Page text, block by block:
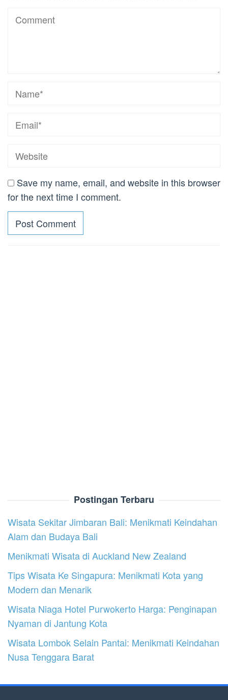
Save my name, email, and website in this browser
for the next time I comment.
Postingan Terbaru
Wisata Sekitar Jimbaran Bali: Menikmati Keindahan
Alam dan Budaya Bali
Menikmati Wisata di Auckland New Zealand
Tips Wisata Ke Singapura: Menikmati Kota yang
Modern dan Menarik
Wisata Niaga Hotel Purwokerto Harga: Penginapan
Nyaman di Jantung Kota
Wisata Lombok Selain Pantai: Menikmati Keindahan
Nusa Tenggara Barat